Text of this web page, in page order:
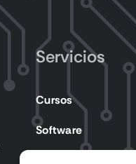
Servicios
Cursos
Software